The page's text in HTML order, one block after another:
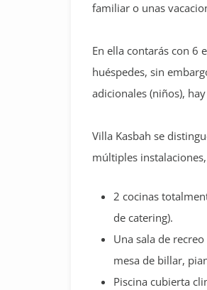
familiar o unas
En ella contarás con 6
huéspedes, sin
adicionales (niños),
Villa Kasbah se
múltiples
2 cocinas
de catering).
Una sala de
mesa de billar,
Piscina cubierta